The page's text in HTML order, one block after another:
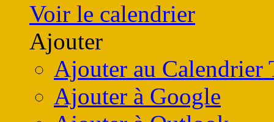
Voir le calendrier
Ajouter
Ajouter au Calendrier
Ajouter à Google